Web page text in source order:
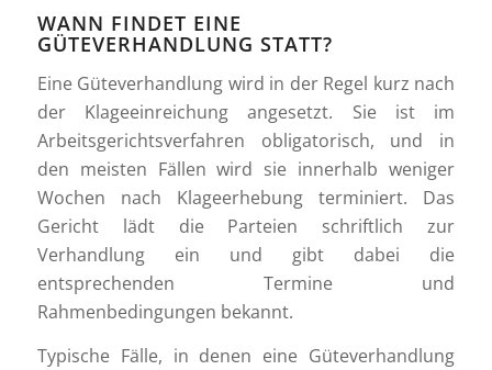
WANN FINDET EINE
GÜTEVERHANDLUNG STATT?
Eine Güteverhandlung wird in der Regel kurz nach
der Klageeinreichung angesetzt. Sie ist im
Arbeitsgerichtsverfahren obligatorisch, und in
den meisten Fällen wird sie innerhalb weniger
Wochen nach Klageerhebung terminiert. Das
Gericht lädt die Parteien schriftlich zur
Verhandlung ein und gibt dabei die
entsprechenden Termine und
Rahmenbedingungen bekannt.
Typische Fälle, in denen eine Güteverhandlung